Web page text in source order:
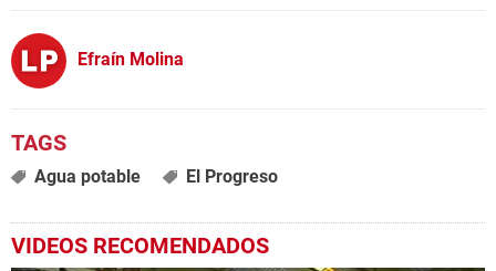
Efraín Molina
Agua potable El Progreso
VIDEOS RECOMENDADOS